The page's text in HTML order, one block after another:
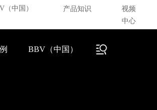
（中国） 产品知识
视频
中心
BBV（中国）